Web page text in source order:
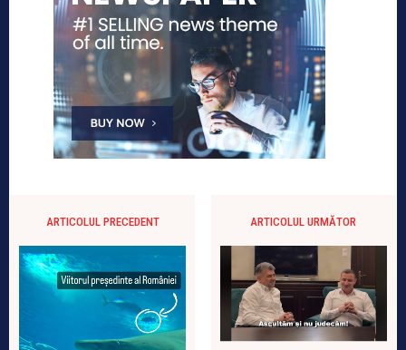
ARTICOLUL PRECEDENT ARTICOLUL URMĂTOR